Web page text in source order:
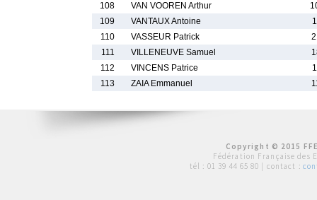
108
VAN VOOREN Arthur
109
VANTAUX Antoine
110
VASSEUR Patrick
111
VILLENEUVE Samuel
112
VINCENS Patrice
113
ZAIA Emmanuel
Copyright © 2015
Fédération Française des
tél : 01 39 44 65 80 | contact :